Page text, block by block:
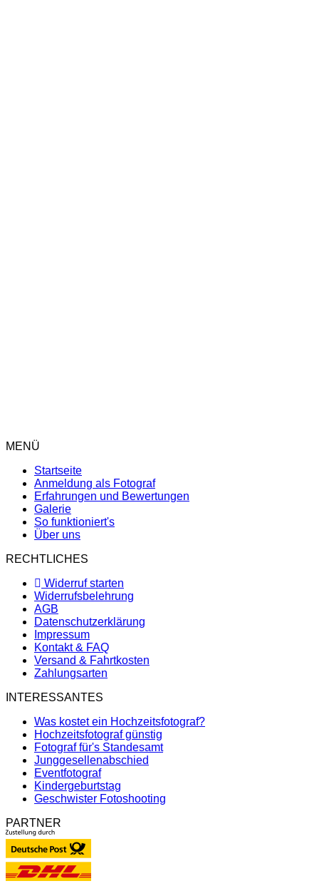
MENÜ
Startseite
Anmeldung als Fotograf
Erfahrungen und Bewertungen
Galerie
So funktioniert's
Über uns
RECHTLICHES
Widerruf starten
Widerrufsbelehrung
AGB
Datenschutzerklärung
Impressum
Kontakt & FAQ
Versand & Fahrtkosten
Zahlungsarten
INTERESSANTES
Was kostet ein Hochzeitsfotograf?
Hochzeitsfotograf günstig
Fotograf für's Standesamt
Junggesellenabschied
Eventfotograf
Kindergeburtstag
Geschwister Fotoshooting
PARTNER